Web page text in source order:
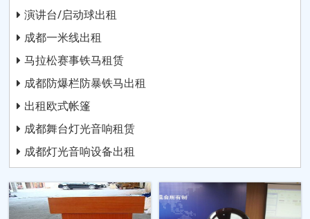
演讲台/启动球出租
成都一米线出租
马拉松赛事铁马租赁
成都防爆栏防暴铁马出租
出租欧式帐篷
成都舞台灯光音响租赁
成都灯光音响设备出租